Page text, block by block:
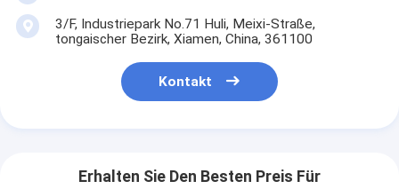
3/F, Industriepark No.71 Huli, Meixi-Straße,
tongaischer Bezirk, Xiamen, China, 361100
Kontakt
Erhalten Sie Den Besten Preis Für